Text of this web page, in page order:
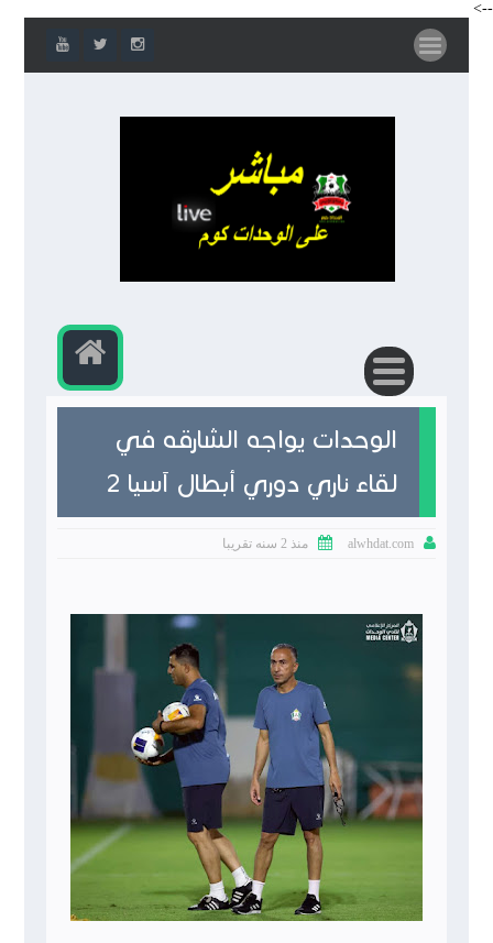
-->
الوحدات يواجه الشارقه في
لقاء ناري دوري أبطال آسيا 2

alwhdat.com
 منذ 2 سنه تقريبا